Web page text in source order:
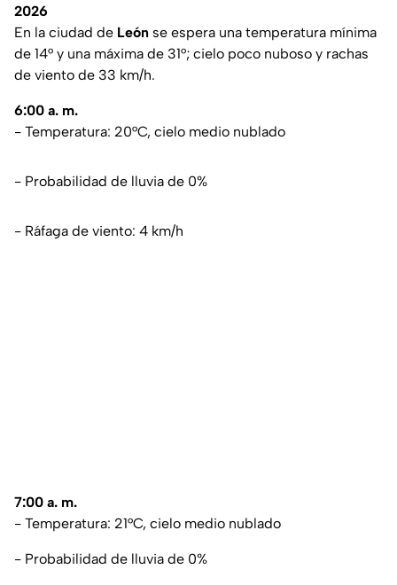
2026
En la ciudad de León se espera una temperatura mínima
de 14° y una máxima de 31°; cielo poco nuboso y rachas
de viento de 33 km/h.
6:00 a. m.
- Temperatura: 20°C, cielo medio nublado
- Probabilidad de lluvia de 0%
- Ráfaga de viento: 4 km/h
7:00 a. m.
- Temperatura: 21°C, cielo medio nublado
- Probabilidad de lluvia de 0%